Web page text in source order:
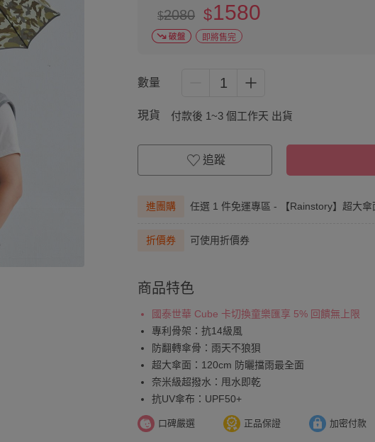
$2080 $1580
即將售完
數量 1
現貨 付款後 1~3 個工作天 出貨
追蹤
進團購 任選 1 件免運專區 - 【Rainstory】超大
折價券 可使用折價券
商品特色
國泰世華 Cube 卡切換童樂匯享 5% 回饋無上限
專利骨架：抗14級風
防翻轉傘骨：雨天不狼狽
超大傘面：120cm 防曬擋雨最全面
奈米級超撥水：甩水即乾
抗UV傘布：UPF50+
口碑嚴選 正品保證 加密付款